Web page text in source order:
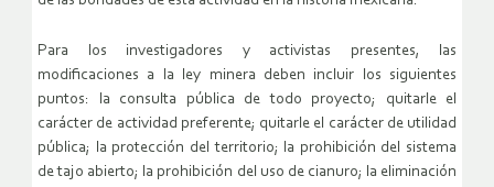
Para los investigadores y activistas presentes, las
modificaciones a la ley minera deben incluir los siguientes
puntos: la consulta pública de todo proyecto; quitarle el
carácter de actividad preferente; quitarle el carácter de utilidad
pública; la protección del territorio; la prohibición del sistema
de tajo abierto; la prohibición del uso de cianuro; la eliminación